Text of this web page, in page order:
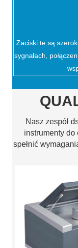
Zaciski te są
sygnałach,
Nasz zespół
instrumenty
spełnić